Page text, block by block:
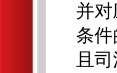
并
条
且